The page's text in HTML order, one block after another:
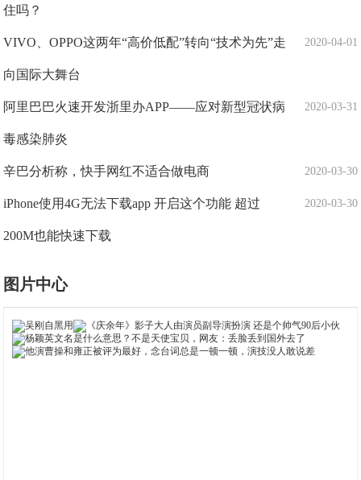
住吗？
2020-04-01
VIVO、OPPO这两年“高价低配”转向“技术为先”走
向国际大舞台
2020-03-31
阿里巴巴火速开发浙里办APP——应对新型冠状病
毒感染肺炎
2020-03-30
辛巴分析称，快手网红不适合做电商
2020-03-30
iPhone使用4G无法下载app 开启这个功能 超过
200M也能快速下载
图片中心